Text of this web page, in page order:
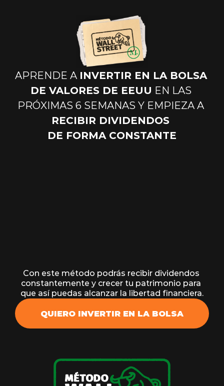
APRENDE A INVERTIR EN LA BOLSA
DE VALORES DE EEUU EN LAS
RECIBIR DIVIDENDOS
DE FORMA CONSTANTE
Con este método podrás recibir dividendos
constantemente y crecer tu patrimonio para
que así puedas alcanzar la libertad financiera.
QUIERO INVERTIR EN LA BOLSA